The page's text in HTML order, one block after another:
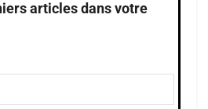
articles dans votre